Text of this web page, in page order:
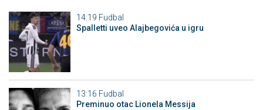
14:19 Fudbal
Spalletti uveo Alajbegovića u igru
13:16 Fudbal
Preminuo otac Lionela Messija